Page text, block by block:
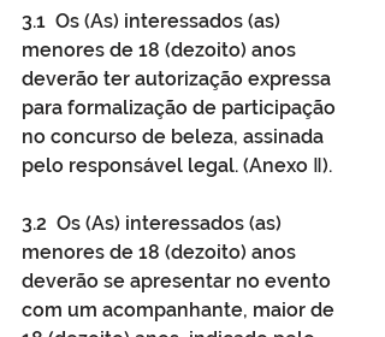
3.1  Os (As) interessados (as)
menores de 18 (dezoito) anos
deverão ter autorização expressa
para formalização de participação
no concurso de beleza, assinada
pelo responsável legal. (Anexo Ⅱ).
3.2  Os (As) interessados (as)
menores de 18 (dezoito) anos
deverão se apresentar no evento
com um acompanhante, maior de